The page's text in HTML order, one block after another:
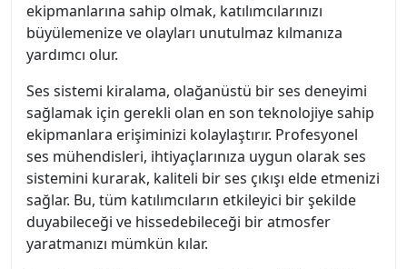
ekipmanlarına sahip olmak, katılımcılarınızı
büyülemenize ve olayları unutulmaz kılmanıza
yardımcı olur.
Ses sistemi kiralama, olağanüstü bir ses deneyimi
sağlamak için gerekli olan en son teknolojiye sahip
ekipmanlara erişiminizi kolaylaştırır. Profesyonel
ses mühendisleri, ihtiyaçlarınıza uygun olarak ses
sistemini kurarak, kaliteli bir ses çıkışı elde etmenizi
sağlar. Bu, tüm katılımcıların etkileyici bir şekilde
duyabileceği ve hissedebileceği bir atmosfer
yaratmanızı mümkün kılar.